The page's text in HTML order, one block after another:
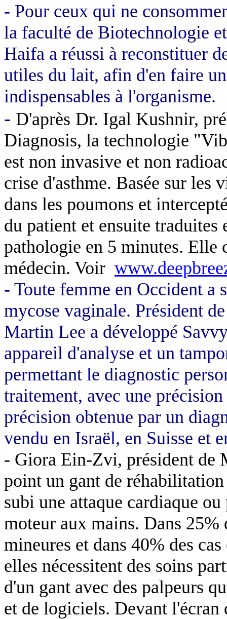
- Pour ceux qui ne
la faculté de Biotechnologie
Haifa a réussi à reconstituer
utiles du lait, afin d'en faire
indispensables à l'organisme.
- D'après Dr. Igal Kushnir,
Diagnosis, la technologie
est non invasive et non
crise d'asthme. Basée sur les
dans les poumons et
du patient et ensuite traduites
pathologie en 5 minutes. Elle
médecin. Voir
- Toute femme en Occident a
mycose vaginale. Président
Martin Lee a développé
appareil d'analyse et un
permettant le diagnostic
traitement, avec une
précision obtenue par un
vendu en Israël, en Suisse et
- Giora Ein-Zvi, président de
point un gant de
subi une attaque cardiaque
moteur aux mains. Dans 25%
mineures et dans 40% des
elles nécessitent des soins
d'un gant avec des palpeurs
et de logiciels. Devant